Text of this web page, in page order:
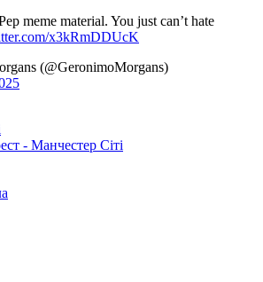
meme material. You just can’t hate
x3kRmDDUcK
(@GeronimoMorgans)
- Манчестер Сіті